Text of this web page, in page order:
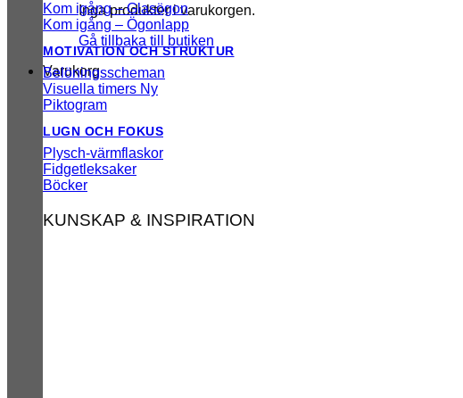
Inga produkter i varukorgen.
Gå tillbaka till butiken
Varukorg
Kom igång – Glasögon
Kom igång – Ögonlapp
MOTIVATION OCH STRUKTUR
Belöningsscheman
Visuella timers
Piktogram
LUGN OCH FOKUS
Plysch-värmflaskor
Fidgetleksaker
Böcker
KUNSKAP & INSPIRATION